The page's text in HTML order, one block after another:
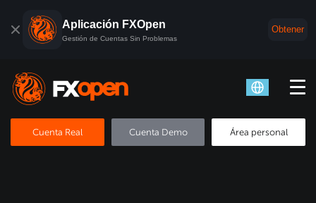
Aplicación FXOpen
Gestión de Cuentas Sin Problemas
Obtener
Cuenta Real Cuenta Demo Área personal